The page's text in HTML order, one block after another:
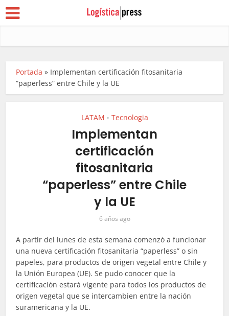
Portada » Implementan certificación fitosanitaria
“paperless” entre Chile y la UE
LATAM • Tecnologia
Implementan
certificación
fitosanitaria
“paperless” entre Chile
y la UE
6 años ago
A partir del lunes de esta semana comenzó a funcionar
una nueva certificación fitosanitaria “paperless” o sin
papeles, para productos de origen vegetal entre Chile y
la Unión Europea (UE). Se pudo conocer que la
certificación estará vigente para todos los productos de
origen vegetal que se intercambien entre la nación
suramericana y la UE.